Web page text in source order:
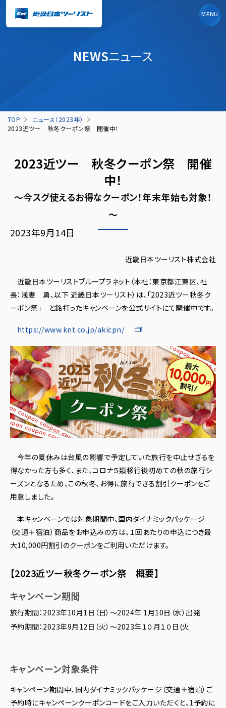
MENU
NEWSニュース
TOP
ニュース（2023年）
2023近ツー 秋冬クーポン祭 開催中！
2023近ツー 秋冬クーポン祭 開催
中！
～今スグ使えるお得なクーポン！年末年始も対象！
～
2023年9月14日
近畿日本ツーリスト株式会社
近畿日本ツーリストブループラネット（本社：東京都江東区、社
長：浅妻 勇、以下 近畿日本ツーリスト）は、「2023近ツー秋冬ク
ーポン祭」 と銘打ったキャンペーンを公式サイトにて開催中です。
https://www.knt.co.jp/akicpn/
今年の夏休みは台風の影響で予定していた旅行を中止せざるを
得なかった方も多く、また、コロナ５類移行後初めての秋の旅行シ
ーズンとなるため、この秋冬、お得に旅行できる割引クーポンをご
用意しました。
本キャンペーンでは対象期間中、国内ダイナミックパッケージ
（交通＋宿泊）商品をお申込みの方は、１回あたりの申込につき最
大10,000円割引のクーポンをご利用いただけます。
【2023近ツー秋冬クーポン祭 概要】
キャンペーン期間
旅行期間：2023年10月1日（日）～2024年 1月10日（水）出発
予約期間：2023年9月12日（火）～2023年１０月１０日(火
キャンペーン対象条件
キャンペーン期間中、国内ダイナミックパッケージ（交通＋宿泊）ご
予約時にキャンペーンクーポンコードをご入力いただくと、1予約に